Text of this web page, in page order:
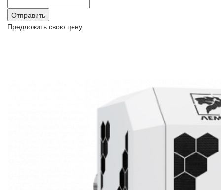
Предложить свою цену